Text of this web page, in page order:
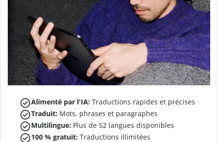
Alimenté par l'IA: Traductions rapides et précises
Traduit: Mots, phrases et paragraphes
Multilingue: Plus de 52 langues disponibles
100 % gratuit: Traductions illimitées